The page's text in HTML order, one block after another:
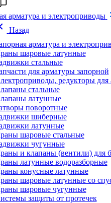
арматура и электроприводы
Назад
арматура и
шаровые латунные
стальные
для арматуры запорной
редукторы для
стальные
латунные
поворотные
шиберные
латунные
шаровые стальные
чугунные
и клапаны (вентили) для
латунные водоразборные
конусные латунные
шаровые латунные со
шаровые чугунные
защиты от протечек